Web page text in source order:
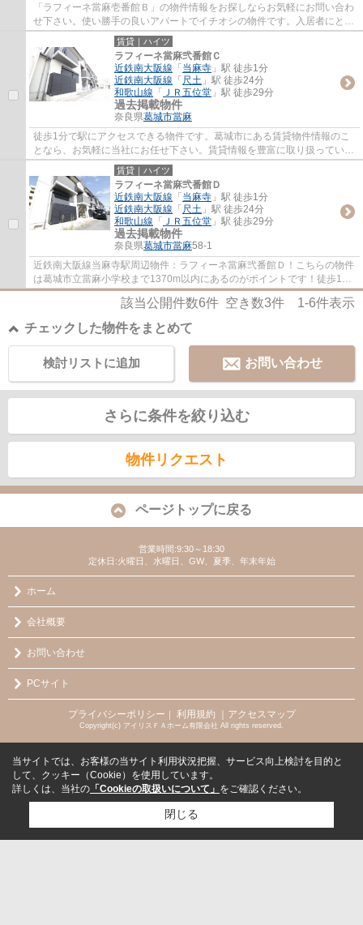
「ラフィーネ當麻壱番館Ｂ」の物件情報をお探しならお気軽にお問い合わ
せ下さい。使い勝手の良いアパートでイチオシの物件です。入居者にとっ
ても扱いやすい敷地内ごみ置き場がついて...
賃貸｜ハイツ
ラフィーネ當麻弐番館Ｃ
近鉄南大阪線 「 当麻寺 」駅 徒歩1分
近鉄南大阪線 「 尺土 」駅 徒歩24分
和歌山線 「 ＪＲ五位堂 」駅 徒歩29分
過去掲載物件
奈良県葛城市當麻
徒歩1分で駅にアクセスできる物件です。葛城市にある賃貸物件情報のこ
となら、お気軽に当社にお任せ下さい。賃貸情報を豊富に取り扱っている
ので、お客様の希望に合わせた物件のご紹介...
賃貸｜ハイツ
ラフィーネ當麻弐番館Ｄ
近鉄南大阪線 「 当麻寺 」駅 徒歩1分
近鉄南大阪線 「 尺土 」駅 徒歩24分
和歌山線 「 ＪＲ五位堂 」駅 徒歩29分
過去掲載物件
奈良県葛城市當麻58-1
近鉄南大阪線当麻寺駅周辺物件：ラフィーネ當麻弐番館Ｄ！こちらの物件
は葛城市立當麻小学校まで1370m以内にあるのがポイントです！徒歩1分
の位置に駅がある物件です！葛城市の地域情...
該当公開件数6件 空き数3件 1-6件表示
チェックした物件をまとめて
お問い合わせ
検討リストに追加
さらに条件を絞り込む
物件リクエスト
ページトップに戻る
営業時間:9:30～18:30
定休日:火曜日、水曜日、GW、夏季、年末年始
ホーム
会社概要
お問い合わせ
PCサイト
プライバシーポリシー ｜ 利用規約 ｜アクセスマップ
Copyright(c) アイリスＦＡホーム有限会社 All rights reserved.
当サイトでは、お客様の当サイト利用状況把握、サービス向上検討を目的と
して、クッキー（Cookie）を使用しています。
詳しくは、当社の 「Cookieの取扱いについて」 をご確認ください。
閉じる